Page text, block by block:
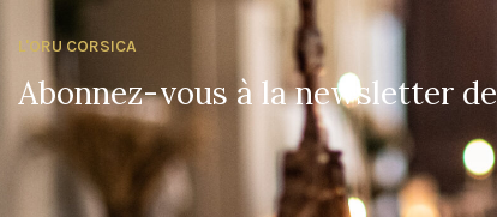
L'ORU CORSICA
Abonnez-vous à la newsletter de